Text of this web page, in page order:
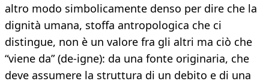
altro modo simbolicamente denso per dire che la
dignità umana, stoffa antropologica che ci
distingue, non è un valore fra gli altri ma ciò che
“viene da” (de-igne): da una fonte originaria, che
deve assumere la struttura di un debito e di una